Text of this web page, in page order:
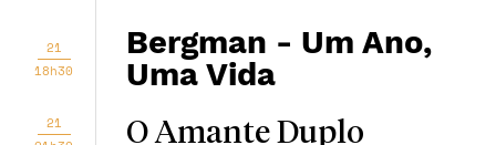
21
18h30
Bergman - Um Ano,
Uma Vida
21
O Amante Duplo